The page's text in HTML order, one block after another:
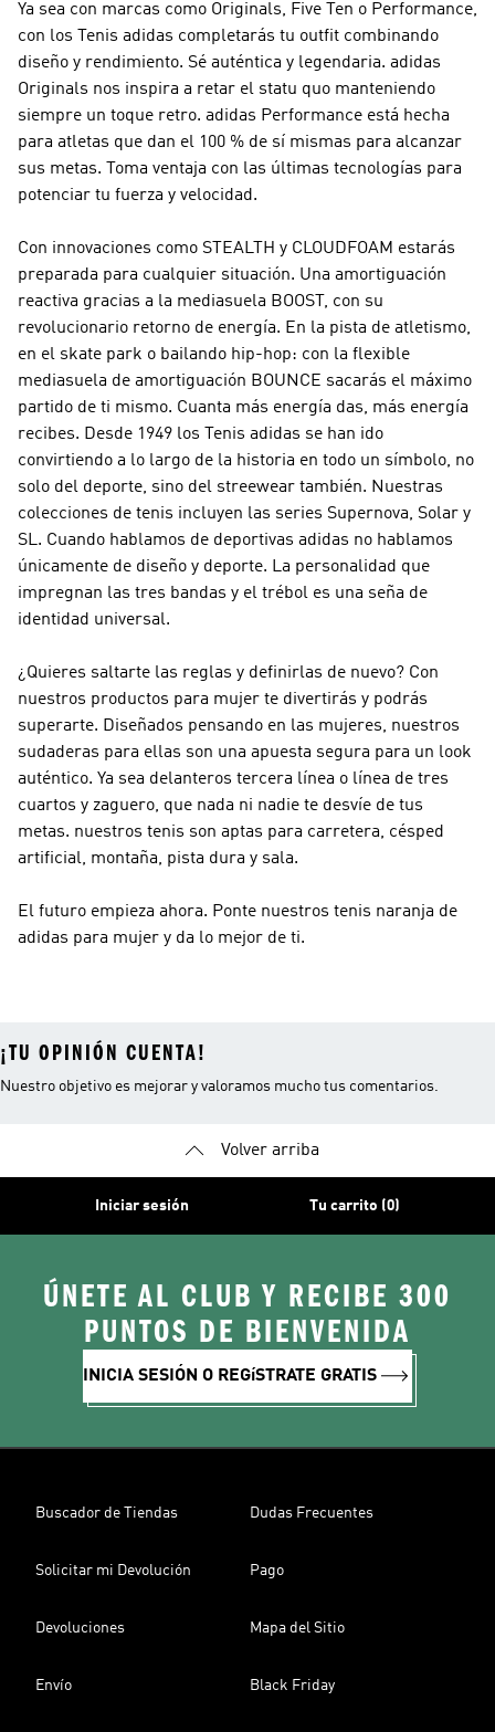
Ya sea con marcas como Originals, Five Ten o Performance,
con los Tenis adidas completarás tu outfit combinando
diseño y rendimiento. Sé auténtica y legendaria. adidas
Originals nos inspira a retar el statu quo manteniendo
siempre un toque retro. adidas Performance está hecha
para atletas que dan el 100 % de sí mismas para alcanzar
sus metas. Toma ventaja con las últimas tecnologías para
potenciar tu fuerza y velocidad.
Con innovaciones como STEALTH y CLOUDFOAM estarás
preparada para cualquier situación. Una amortiguación
reactiva gracias a la mediasuela BOOST, con su
revolucionario retorno de energía. En la pista de atletismo,
en el skate park o bailando hip-hop: con la flexible
mediasuela de amortiguación BOUNCE sacarás el máximo
partido de ti mismo. Cuanta más energía das, más energía
recibes. Desde 1949 los Tenis adidas se han ido
convirtiendo a lo largo de la historia en todo un símbolo, no
solo del deporte, sino del streewear también. Nuestras
colecciones de tenis incluyen las series Supernova, Solar y
SL. Cuando hablamos de deportivas adidas no hablamos
únicamente de diseño y deporte. La personalidad que
impregnan las tres bandas y el trébol es una seña de
identidad universal.
¿Quieres saltarte las reglas y definirlas de nuevo? Con
nuestros productos para mujer te divertirás y podrás
superarte. Diseñados pensando en las mujeres, nuestros
sudaderas para ellas son una apuesta segura para un look
auténtico. Ya sea delanteros tercera línea o línea de tres
cuartos y zaguero, que nada ni nadie te desvíe de tus
metas. nuestros tenis son aptas para carretera, césped
artificial, montaña, pista dura y sala.
El futuro empieza ahora. Ponte nuestros tenis naranja de
adidas para mujer y da lo mejor de ti.
¡TU OPINIÓN CUENTA!
Nuestro objetivo es mejorar y valoramos mucho tus comentarios.
Volver arriba
Iniciar sesión Tu carrito (0)
ÚNETE AL CLUB Y RECIBE 300
PUNTOS DE BIENVENIDA
INICIA SESIÓN O REGíSTRATE GRATIS
Buscador de Tiendas Dudas Frecuentes
Solicitar mi Devolución Pago
Devoluciones Mapa del Sitio
Envío Black Friday